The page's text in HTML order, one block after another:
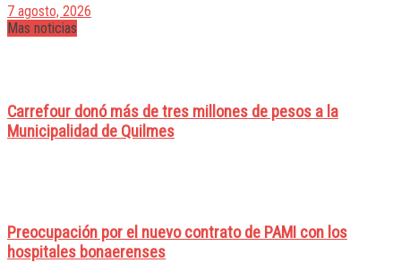
7 agosto, 2026
Mas noticias
Carrefour donó más de tres millones de pesos a la
Municipalidad de Quilmes
Preocupación por el nuevo contrato de PAMI con los
hospitales bonaerenses